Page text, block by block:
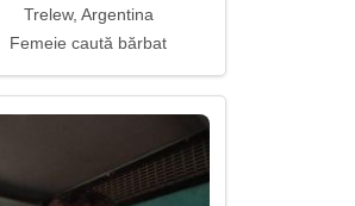
Trelew, Argentina
Femeie caută bărbat